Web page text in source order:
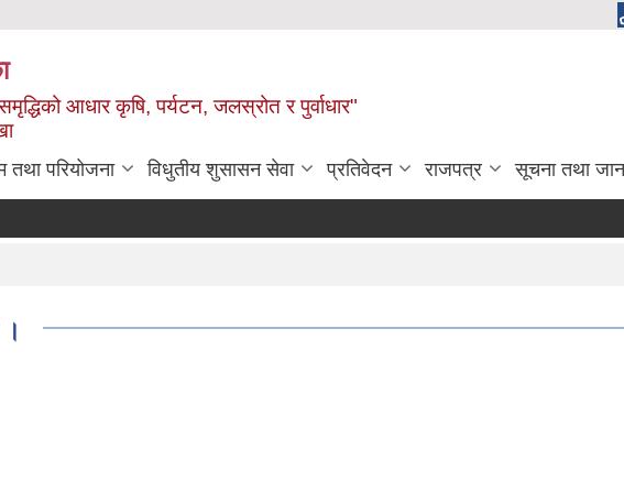
आधार कृषि, पर्यटन, जलस्रोत र पुर्वाधार"
तथा परियोजना विधुतीय शुसासन सेवा प्रतिवेदन राजपत्र सूचना तथा